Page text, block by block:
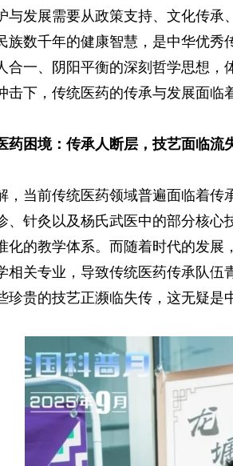
与发展需要从政策支持、文化传
族数千年的健康智慧，是中华优
合一、阴阳平衡的深刻哲学思想
击下，传统医药的传承与发展面临
困境：传承人断层，技艺面临流
当前传统医药领域普遍面临着传
、针灸以及杨氏武医中的部分核心
化的教学体系。而随着时代的发
相关专业，导致传统医药传承队
珍贵的技艺正濒临失传，这无疑是